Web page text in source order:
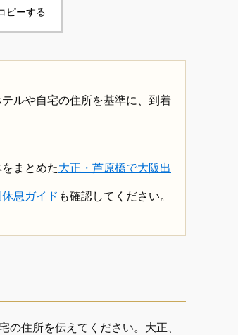
ピーする
ルや自宅の住所を基準に、到着
まとめた大正・芦原橋で大阪出
息ガイド も確認してください。
住所を伝えてください。大正、